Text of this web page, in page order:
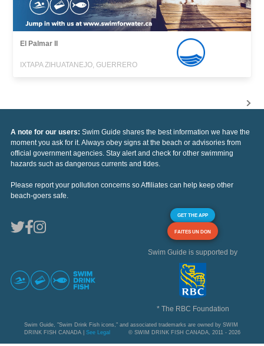
El Palmar II
IXTAPA ZIHUATANEJO, GUERRERO
A note for our users: Swim Guide shares the best information we have the
moment you ask for it. Always obey signs at the beach or advisories from
official government agencies. Stay alert and check for other swimming
hazards such as dangerous currents and tides.
Please report your pollution concerns so Affiliates can help keep other
beach-goers safe.
GET THE APP
FAITES UN DON
Swim Guide is supported by
* The RBC Foundation
Swim Guide, "Swim Drink Fish icons," and associated trademarks are owned by SWIM
DRINK FISH CANADA | See Legal © SWIM DRINK FISH CANADA, 2011 - 2026